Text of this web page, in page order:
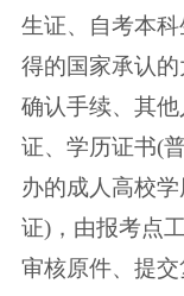
生证、自考本
得的国家承认
确认手续、其
证、学历证书(
办的成人高校
证)，由报考点
审核原件、提交